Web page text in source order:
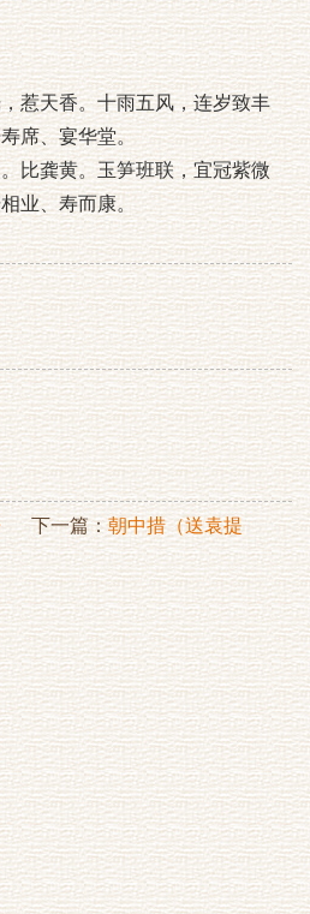
惹天香。十雨五风，连岁致丰
席、宴华堂。
比龚黄。玉笋班联，宜冠紫微
业、寿而康。
下一篇：朝中措（送袁提
举）